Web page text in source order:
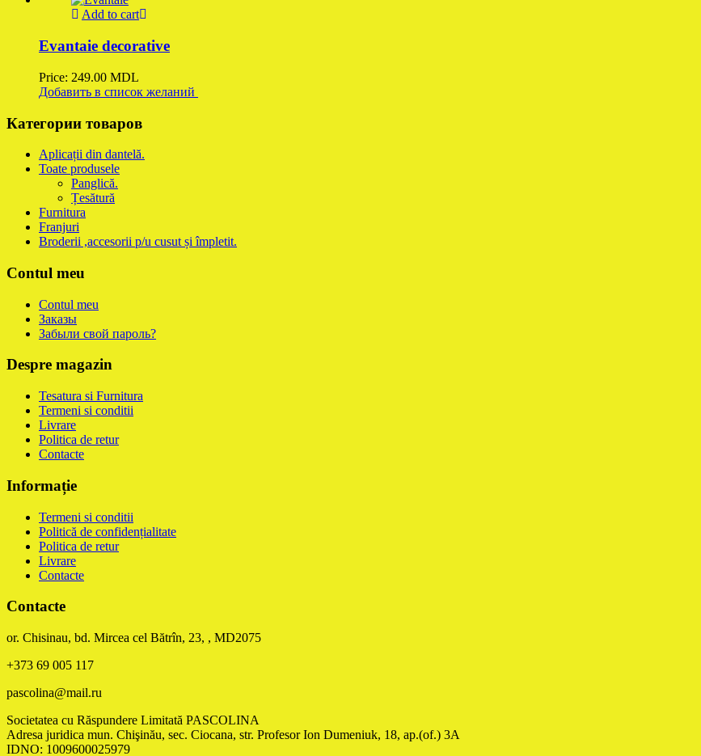
Add to cart
Evantaie decorative
Price: 249.00 MDL
Добавить в список желаний
Категории товаров
Aplicații din dantelă.
Toate produsele
Panglică.
Țesătură
Furnitura
Franjuri
Broderii ,accesorii p/u cusut și împletit.
Contul meu
Contul meu
Заказы
Забыли свой пароль?
Despre magazin
Tesatura si Furnitura
Termeni si conditii
Livrare
Politica de retur
Contacte
Informație
Termeni si conditii
Politică de confidențialitate
Politica de retur
Livrare
Contacte
Contacte
or. Chisinau, bd. Mircea cel Bătrîn, 23, , MD2075
+373 69 005 117
pascolina@mail.ru
Societatea cu Răspundere Limitată PASCOLINA
Adresa juridica mun. Chişinău, sec. Ciocana, str. Profesor Ion Dumeniuk, 18, ap.(of.) 3A
IDNO: 1009600025979